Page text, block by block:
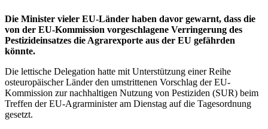
Die Minister vieler EU-Länder haben davor gewarnt, dass die
von der EU-Kommission vorgeschlagene Verringerung des
Pestizideinsatzes die Agrarexporte aus der EU gefährden
könnte.
Die lettische Delegation hatte mit Unterstützung einer Reihe
osteuropäischer Länder den umstrittenen Vorschlag der EU-
Kommission zur nachhaltigen Nutzung von Pestiziden (SUR) beim
Treffen der EU-Agrarminister am Dienstag auf die Tagesordnung
gesetzt.